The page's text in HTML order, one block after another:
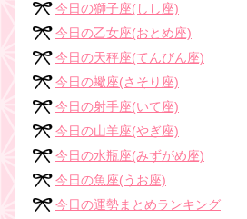
今日の獅子座(しし座)
今日の乙女座(おとめ座)
今日の天秤座(てんびん座)
今日の蠍座(さそり座)
今日の射手座(いて座)
今日の山羊座(やぎ座)
今日の水瓶座(みずがめ座)
今日の魚座(うお座)
今日の運勢まとめランキング